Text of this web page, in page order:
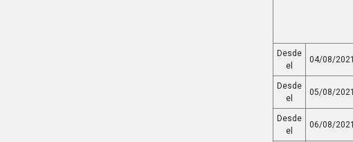
Desde
el
04/08/2021
Desde
el
05/08/2021
Desde
el
06/08/2021